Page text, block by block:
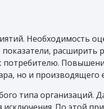
Необходимость
расширить
но и производящего
типа организаций.